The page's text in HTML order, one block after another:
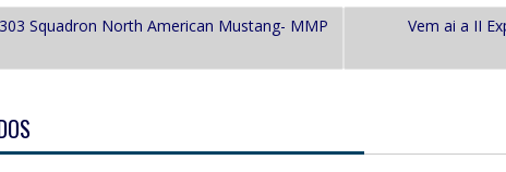
Squadron North American Mustang- MMP
Vem ai a II